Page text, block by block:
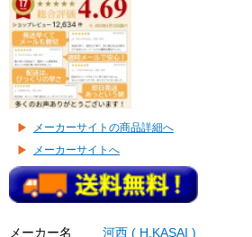
メーカーサイトの商品詳細へ
メーカーサイトへ
メーカー名 河西 ( H.KASAI )